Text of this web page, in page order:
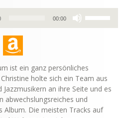
00:00
Hoch/Runter
zu
regeln.
ist ein ganz persönliches
holte sich ein Team aus
Jazzmusikern an ihre Seite und es
abwechslungsreiches und
Album. Die meisten Tracks auf